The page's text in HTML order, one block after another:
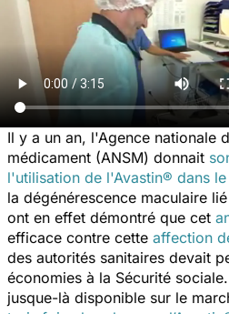
Il y a un an, l'Agence nationale
médicament (ANSM) donnait
l'utilisation de l'Avastin® dans
la dégénérescence maculaire
ont en effet démontré que cet
efficace contre cette affection
des autorités sanitaires devait
économies à la Sécurité
jusque-là disponible sur le